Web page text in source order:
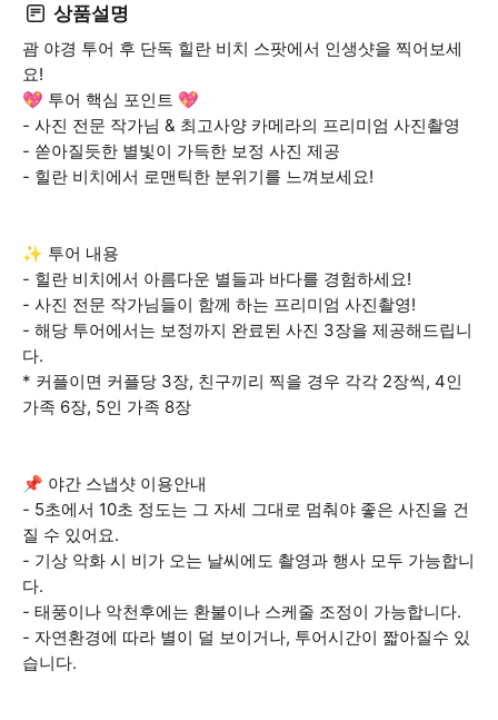
상품설명
괌 야경 투어 후 단독 힐란 비치 스팟에서 인생샷을 찍어보세
요!
💖 투어 핵심 포인트 💖
- 사진 전문 작가님 & 최고사양 카메라의 프리미엄 사진촬영
- 쏟아질듯한 별빛이 가득한 보정 사진 제공
- 힐란 비치에서 로맨틱한 분위기를 느껴보세요!
✨ 투어 내용
- 힐란 비치에서 아름다운 별들과 바다를 경험하세요!
- 사진 전문 작가님들이 함께 하는 프리미엄 사진촬영!
- 해당 투어에서는 보정까지 완료된 사진 3장을 제공해드립니
다.
* 커플이면 커플당 3장, 친구끼리 찍을 경우 각각 2장씩, 4인
가족 6장, 5인 가족 8장
📌 야간 스냅샷 이용안내
- 5초에서 10초 정도는 그 자세 그대로 멈춰야 좋은 사진을 건
질 수 있어요.
- 기상 악화 시 비가 오는 날씨에도 촬영과 행사 모두 가능합니
다.
- 태풍이나 악천후에는 환불이나 스케줄 조정이 가능합니다.
- 자연환경에 따라 별이 덜 보이거나, 투어시간이 짧아질수 있
습니다.